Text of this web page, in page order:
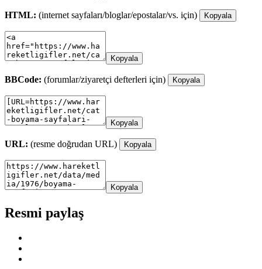
HTML: (internet sayfaları/bloglar/epostalar/vs. için) Kopyala
Kopyala
BBCode: (forumlar/ziyaretçi defterleri için) Kopyala
Kopyala
URL: (resme doğrudan URL) Kopyala
Kopyala
Resmi paylaş